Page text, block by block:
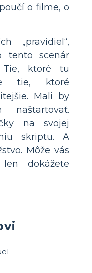
o filme, o
„pravidiel“,
tento scenár
ktoré tu
tie, ktoré
Mali by
na svojej
skriptu. A
Môže vás
dokážete